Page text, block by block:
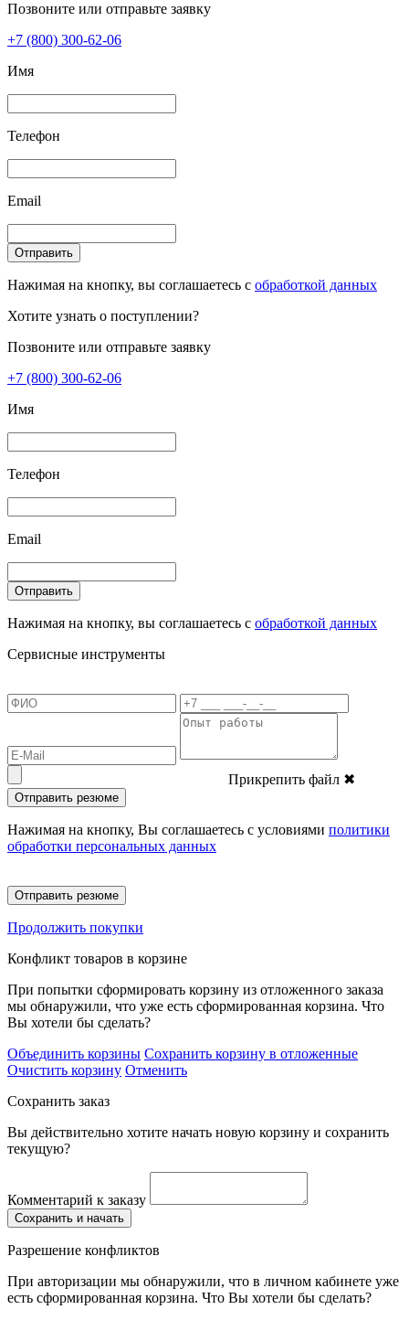
Позвоните или отправьте заявку
+7 (800) 300-62-06
Имя
Телефон
Email
Отправить
Нажимая на кнопку, вы соглашаетесь с обработкой данных
Хотите узнать о поступлении?
Позвоните или отправьте заявку
+7 (800) 300-62-06
Имя
Телефон
Email
Отправить
Нажимая на кнопку, вы соглашаетесь с обработкой данных
Сервисные инструменты
Прикрепить файл ✖
Отправить резюме
Нажимая на кнопку, Вы соглашаетесь с условиями политики
обработки персональных данных
Отправить резюме
Продолжить покупки
Конфликт товаров в корзине
При попытки сформировать корзину из отложенного заказа
мы обнаружили, что уже есть сформированная корзина. Что
Вы хотели бы сделать?
Объединить корзины Сохранить корзину в отложенные
Очистить корзину Отменить
Сохранить заказ
Вы действительно хотите начать новую корзину и сохранить
текущую?
Комментарий к заказу
Сохранить и начать
Разрешение конфликтов
При авторизации мы обнаружили, что в личном кабинете уже
есть сформированная корзина. Что Вы хотели бы сделать?